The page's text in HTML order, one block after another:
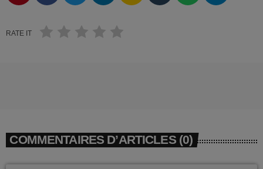
D-NERVO
DJ GAD
EQUIPE
février 2026
décembre 2025
RATE IT
COMMENTAIRES D’ARTICLES (0)